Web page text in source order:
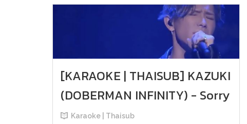
[KARAOKE | THAISUB] KAZUKI
(DOBERMAN INFINITY) - Sorry
Karaoke | Thaisub